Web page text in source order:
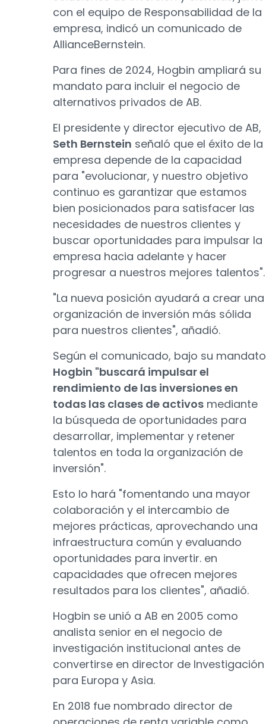
con el equipo de Responsabilidad de la
empresa, indicó un comunicado de
AllianceBernstein.
Para fines de 2024, Hogbin ampliará su
mandato para incluir el negocio de
alternativos privados de AB.
El presidente y director ejecutivo de AB,
Seth Bernstein señaló que el éxito de la
empresa depende de la capacidad
para "evolucionar, y nuestro objetivo
continuo es garantizar que estamos
bien posicionados para satisfacer las
necesidades de nuestros clientes y
buscar oportunidades para impulsar la
empresa hacia adelante y hacer
progresar a nuestros mejores talentos".
"La nueva posición ayudará a crear una
organización de inversión más sólida
para nuestros clientes", añadió.
Según el comunicado, bajo su
Hogbin "buscará impulsar el
rendimiento de las inversiones en
todas las clases de activos mediante
la búsqueda de oportunidades para
desarrollar, implementar y retener
talentos en toda la organización de
inversión".
Esto lo hará "fomentando una mayor
colaboración y el intercambio de
mejores prácticas, aprovechando una
infraestructura común y evaluando
oportunidades para invertir. en
capacidades que ofrecen mejores
resultados para los clientes", añadió.
Hogbin se unió a AB en 2005 como
analista senior en el negocio de
investigación institucional antes de
convertirse en director de Investigación
para Europa y Asia.
En 2018 fue nombrado director de